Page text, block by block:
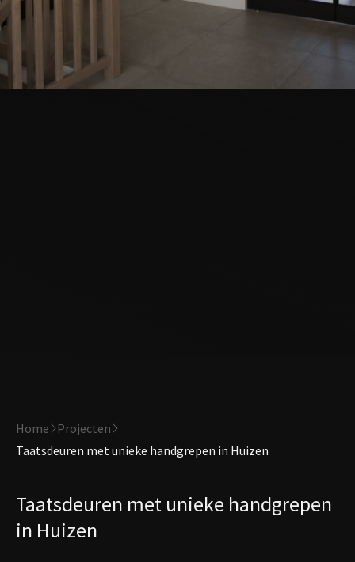
Home
Projecten
Taatsdeuren met unieke handgrepen in Huizen
Taatsdeuren met unieke handgrepen
in Huizen